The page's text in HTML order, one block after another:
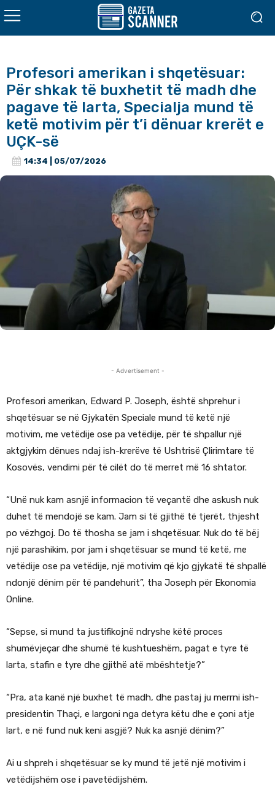
Profesori amerikan i shqetësuar:
Për shkak të buxhetit të madh dhe
pagave të larta, Specialja mund të
ketë motivim për t’i dënuar krerët e
UÇK-së
14:34 | 05/07/2026
- Advertisement -
Profesori amerikan, Edward P. Joseph, është shprehur i
shqetësuar se në Gjykatën Speciale mund të ketë një
motivim, me vetëdije ose pa vetëdije, për të shpallur një
aktgjykim dënues ndaj ish-krerëve të Ushtrisë Çlirimtare të
Kosovës, vendimi për të cilët do të merret më 16 shtator.
“Unë nuk kam asnjë informacion të veçantë dhe askush nuk
duhet të mendojë se kam. Jam si të gjithë të tjerët, thjesht
po vëzhgoj. Do të thosha se jam i shqetësuar. Nuk do të bëj
një parashikim, por jam i shqetësuar se mund të ketë, me
vetëdije ose pa vetëdije, një motivim që kjo gjykatë të shpallë
ndonjë dënim për të pandehurit”, tha Joseph për Ekonomia
Online.
“Sepse, si mund ta justifikojnë ndryshe këtë proces
shumëvjeçar dhe shumë të kushtueshëm, pagat e tyre të
larta, stafin e tyre dhe gjithë atë mbështetje?”
“Pra, ata kanë një buxhet të madh, dhe pastaj ju merrni ish-
presidentin Thaçi, e largoni nga detyra këtu dhe e çoni atje
lart, e në fund nuk keni asgjë? Nuk ka asnjë dënim?”
Ai u shpreh i shqetësuar se ky mund të jetë një motivim i
vetëdijshëm ose i pavetëdijshëm.